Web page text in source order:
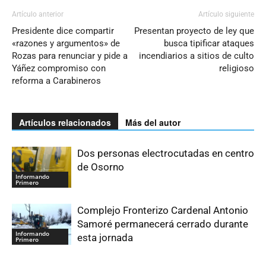
Artículo anterior
Presidente dice compartir
«razones y argumentos» de
Rozas para renunciar y pide a
Yáñez compromiso con
reforma a Carabineros
Artículo siguiente
Presentan proyecto de ley que
busca tipificar ataques
incendiarios a sitios de culto
religioso
Artículos relacionados Más del autor
Informando
Primero
Dos personas electrocutadas en centro
de Osorno
Informando
Primero
Complejo Fronterizo Cardenal Antonio
Samoré permanecerá cerrado durante
esta jornada